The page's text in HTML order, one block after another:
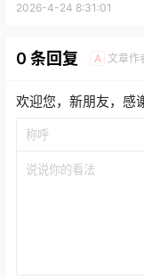
2026-4-24 8:31:01
0 条回复 A 文章作
欢迎您，新朋友，感